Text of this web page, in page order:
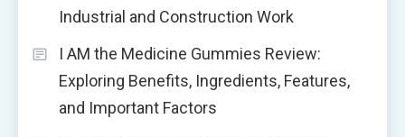
Industrial and Construction Work
I AM the Medicine Gummies Review:
Exploring Benefits, Ingredients, Features,
and Important Factors